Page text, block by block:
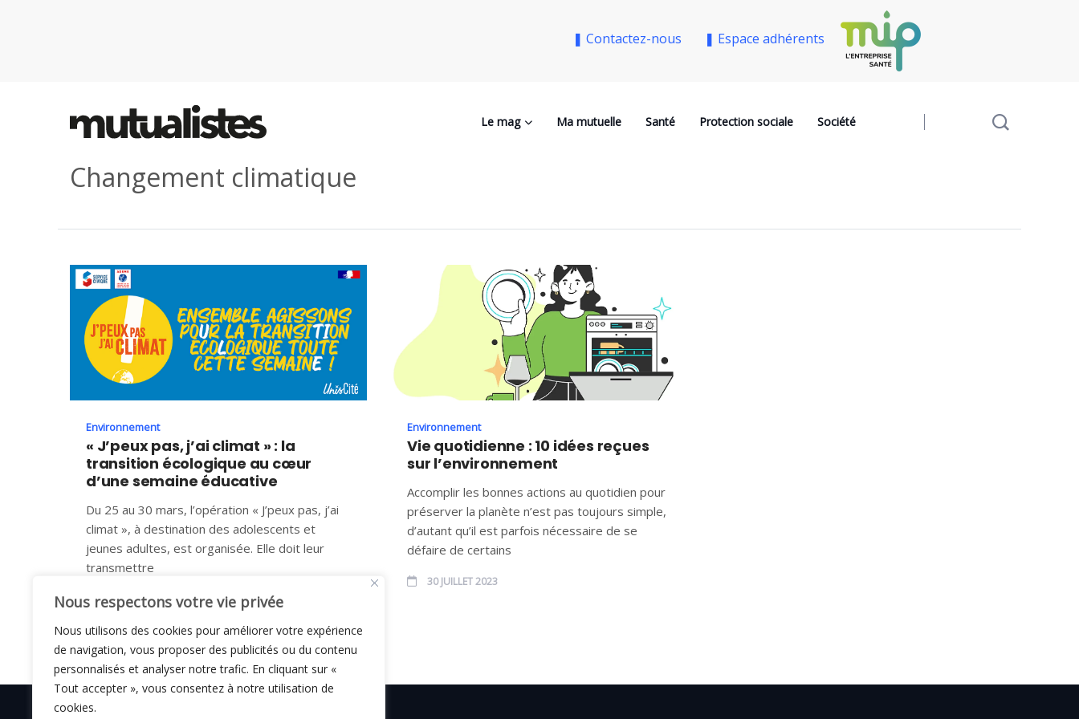
Nous respectons votre vie privée
Nous utilisons des cookies pour améliorer votre expérience
de navigation, vous proposer des publicités ou du contenu
personnalisés et analyser notre trafic. En cliquant sur «
Tout accepter », vous consentez à notre utilisation de
cookies.
❚ Contactez-nous ❚ Espace adhérents
Le mag Ma mutuelle Santé Protection sociale Société
Changement climatique
Environnement
« J’peux pas, j’ai climat » : la
transition écologique au cœur
d’une semaine éducative
Du 25 au 30 mars, l’opération « J’peux pas, j’ai
climat », à destination des adolescents et
jeunes adultes, est organisée. Elle doit leur
transmettre
27 MARS 2024
Environnement
Vie quotidienne : 10 idées reçues
sur l’environnement
Accomplir les bonnes actions au quotidien pour
préserver la planète n’est pas toujours simple,
d’autant qu’il est parfois nécessaire de se
défaire de certains
30 JUILLET 2023